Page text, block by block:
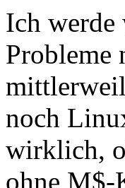
Ich werde
Probleme
noch
wirklich,
ohne M$-